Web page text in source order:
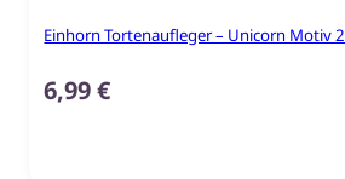
Einhorn Tortenaufleger – Unicorn Motiv 2
6,99€